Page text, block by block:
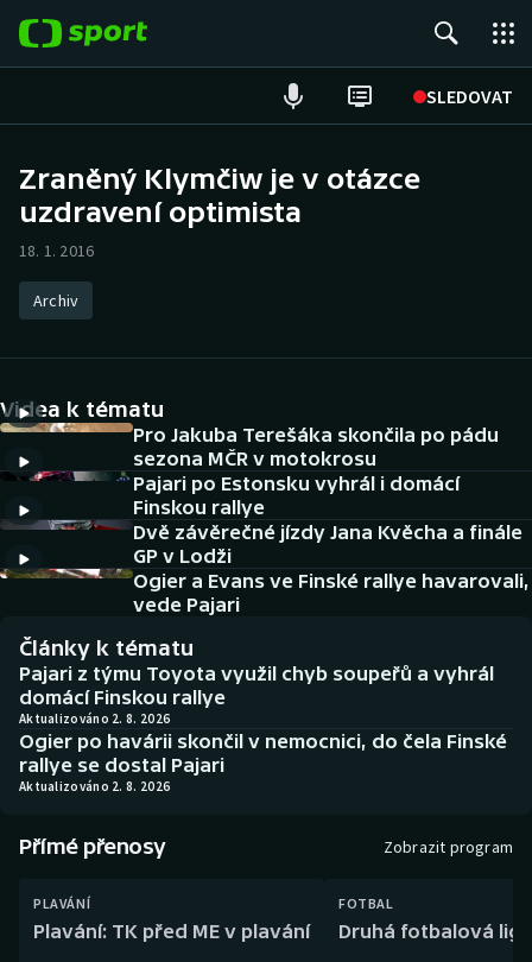
SLEDOVAT
Hokej
Atletika
DALŠÍ SPORTY
Americký fotbal
Baseball a softbal
Biatlon
Boby a skeleton
Box
Curling
Dostihy
NEPŘEHLÉDNĚTE
Historické návraty
Aplikace ČT sport
AZ kvíz
Zraněný Klymčiw je v otázce
uzdravení optimista
18. 1. 2016
Archiv
Videa k tématu
Pro Jakuba Terešáka skončila po pádu
sezona MČR v motokrosu
Pajari po Estonsku vyhrál i domácí
Finskou rallye
Dvě závěrečné jízdy Jana Kvěcha a finále
GP v Lodži
Ogier a Evans ve Finské rallye havarovali,
vede Pajari
Články k tématu
Pajari z týmu Toyota využil chyb soupeřů a vyhrál
domácí Finskou rallye
Aktualizováno 2. 8. 2026
Ogier po havárii skončil v nemocnici, do čela Finské
rallye se dostal Pajari
Aktualizováno 2. 8. 2026
Přímé přenosy Zobrazit program
PLAVÁNÍ
Plavání: TK před ME v plavání
FOTBAL
Druhá fotbalová